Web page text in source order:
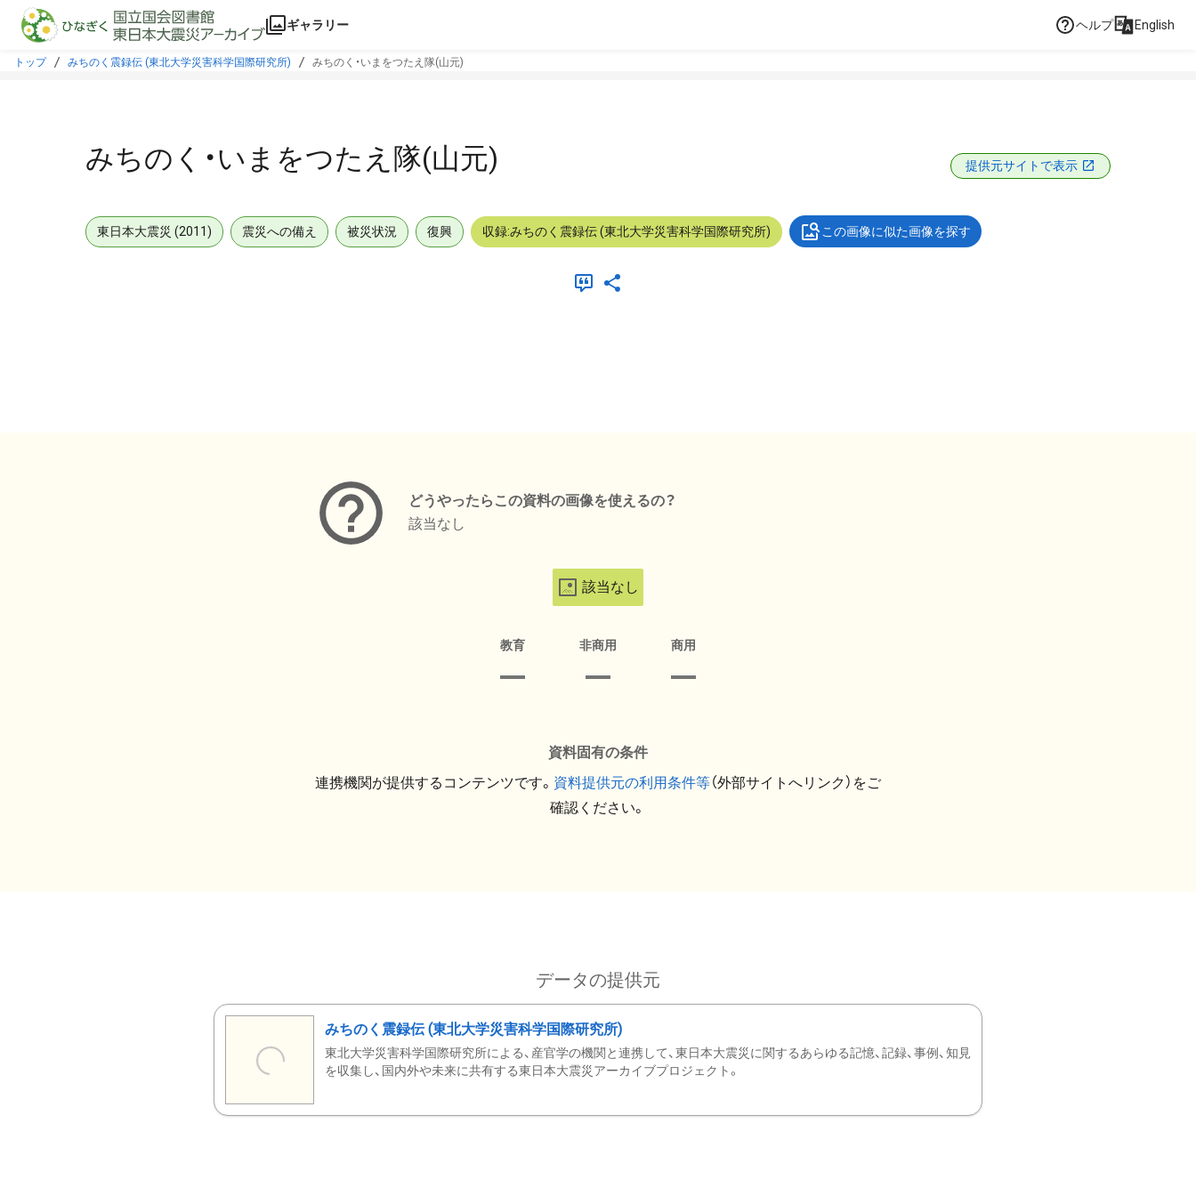
本文に飛ぶ
ギャラリー ヘルプ English
トップ みちのく震録伝 (東北大学災害科学国際研究所) みちのく・いまをつたえ隊(山元)
みちのく・いまをつたえ隊(山元) 提供元サイトで表示
東日本大震災 (2011) 震災への備え 被災状況 復興 収録:みちのく震録伝 (東北大学災害科学国際研究所) この画像に似た画像を探す
どうやったらこの資料の画像を使えるの？
該当なし
該当なし
教育 非商用 商用
資料固有の条件
連携機関が提供するコンテンツです。 資料提供元の利用条件等（外部サイトへリンク）をご
確認ください。
データの提供元
みちのく震録伝 (東北大学災害科学国際研究所)
東北大学災害科学国際研究所による、産官学の機関と連携して、東日本大震災に関するあらゆる記憶、記録、事例、知見
を収集し、国内外や未来に共有する東日本大震災アーカイブプロジェクト。